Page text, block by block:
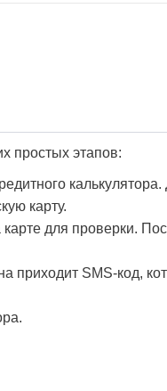
простых этапов:
карту.
для проверки.
приходит SMS-код,